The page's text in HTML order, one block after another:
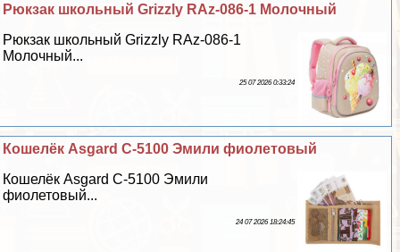
Рюкзак школьный Grizzly RAz-086-1 Молочный
Рюкзак школьный Grizzly RAz-086-1
Молочный...
25 07 2026 0:33:24
Кошелёк Asgard С-5100 Эмили фиолетовый
Кошелёк Asgard С-5100 Эмили
фиолетовый...
24 07 2026 18:24:45